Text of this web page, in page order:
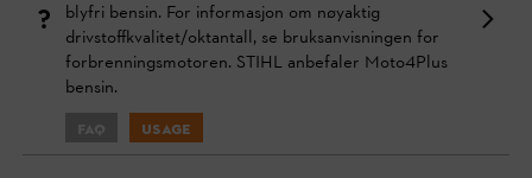
blyfri bensin. For informasjon om nøyaktig
drivstoffkvalitet/oktantall, se bruksanvisningen for
forbrenningsmotoren. STIHL anbefaler Moto4Plus
bensin.
FAQ Usage